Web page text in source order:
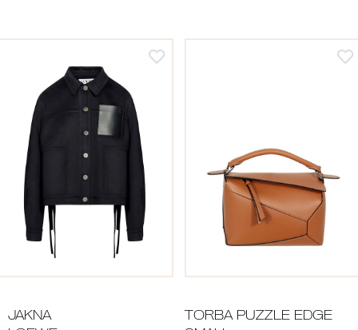
JAKNA
TORBA PUZZLE EDGE